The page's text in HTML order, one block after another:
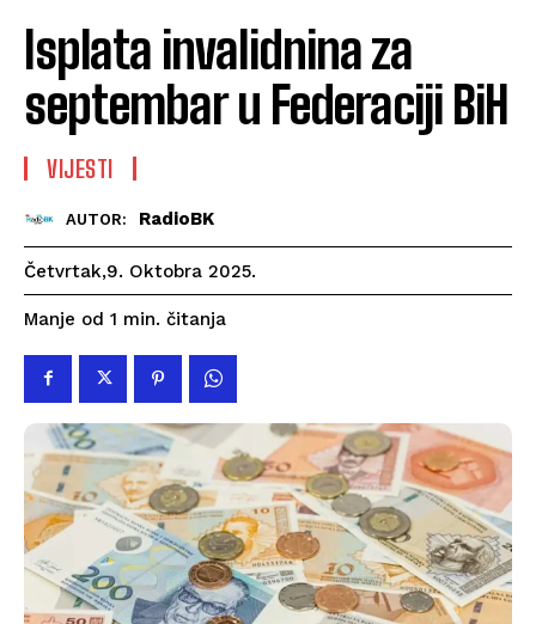
Isplata invalidnina za
septembar u Federaciji BiH
VIJESTI
AUTOR: RadioBK
Četvrtak,9. Oktobra 2025.
Manje od 1 min. čitanja